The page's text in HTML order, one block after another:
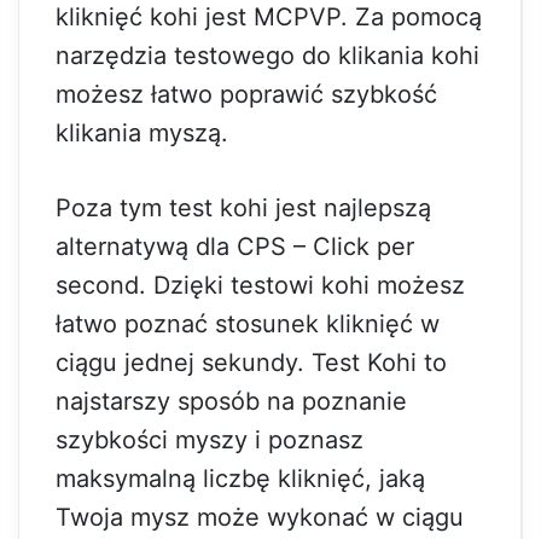
kliknięć kohi jest MCPVP. Za pomocą
narzędzia testowego do klikania kohi
możesz łatwo poprawić szybkość
klikania myszą.
Poza tym test kohi jest najlepszą
alternatywą dla CPS – Click per
second. Dzięki testowi kohi możesz
łatwo poznać stosunek kliknięć w
ciągu jednej sekundy. Test Kohi to
najstarszy sposób na poznanie
szybkości myszy i poznasz
maksymalną liczbę kliknięć, jaką
Twoja mysz może wykonać w ciągu